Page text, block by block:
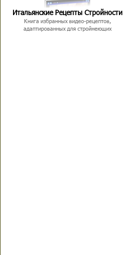
Итальянские Рецепты Стройности
Книга избранных видео-рецептов,
адаптированных для стройнеющих